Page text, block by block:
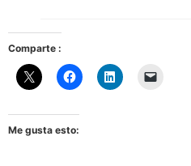
Comparte :
Me gusta esto: